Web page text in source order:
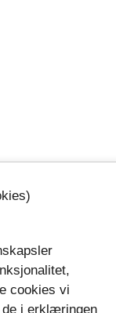
cookies vi
de i erklæringen